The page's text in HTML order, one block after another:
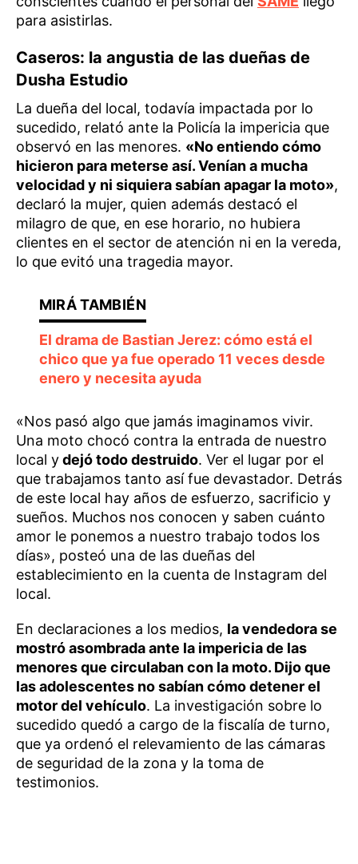
para asistirlas.
Caseros: la angustia de las dueñas de
Dusha Estudio
La dueña del local, todavía impactada por lo
sucedido, relató ante la Policía la impericia que
observó en las menores. «No entiendo cómo
hicieron para meterse así. Venían a mucha
velocidad y ni siquiera sabían apagar la moto»,
declaró la mujer, quien además destacó el
milagro de que, en ese horario, no hubiera
clientes en el sector de atención ni en la vereda,
lo que evitó una tragedia mayor.
El drama de Bastian Jerez: cómo está el
chico que ya fue operado 11 veces desde
enero y necesita ayuda
«Nos pasó algo que jamás imaginamos vivir.
Una moto chocó contra la entrada de nuestro
local ydejó todo destruido. Ver el lugar por el
que trabajamos tanto así fue devastador. Detrás
de este local hay años de esfuerzo, sacrificio y
sueños. Muchos nos conocen y saben cuánto
amor le ponemos a nuestro trabajo todos los
días», posteó una de las dueñas del
establecimiento en la cuenta de Instagram del
local.
En declaraciones a los medios, la vendedora se
mostró asombrada ante la impericia de las
menores que circulaban con la moto. Dijo que
las adolescentes no sabían cómo detener el
motor del vehículo. La investigación sobre lo
sucedido quedó a cargo de la fiscalía de turno,
que ya ordenó el relevamiento de las cámaras
de seguridad de la zona y la toma de
testimonios.